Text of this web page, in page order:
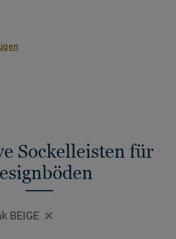
Sockelleisten für
BEIGE